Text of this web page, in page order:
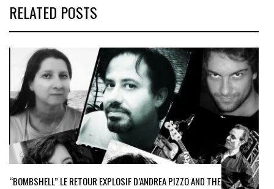
RELATED POSTS
“BOMBSHELL” LE RETOUR EXPLOSIF D’ANDREA PIZZO AND THE